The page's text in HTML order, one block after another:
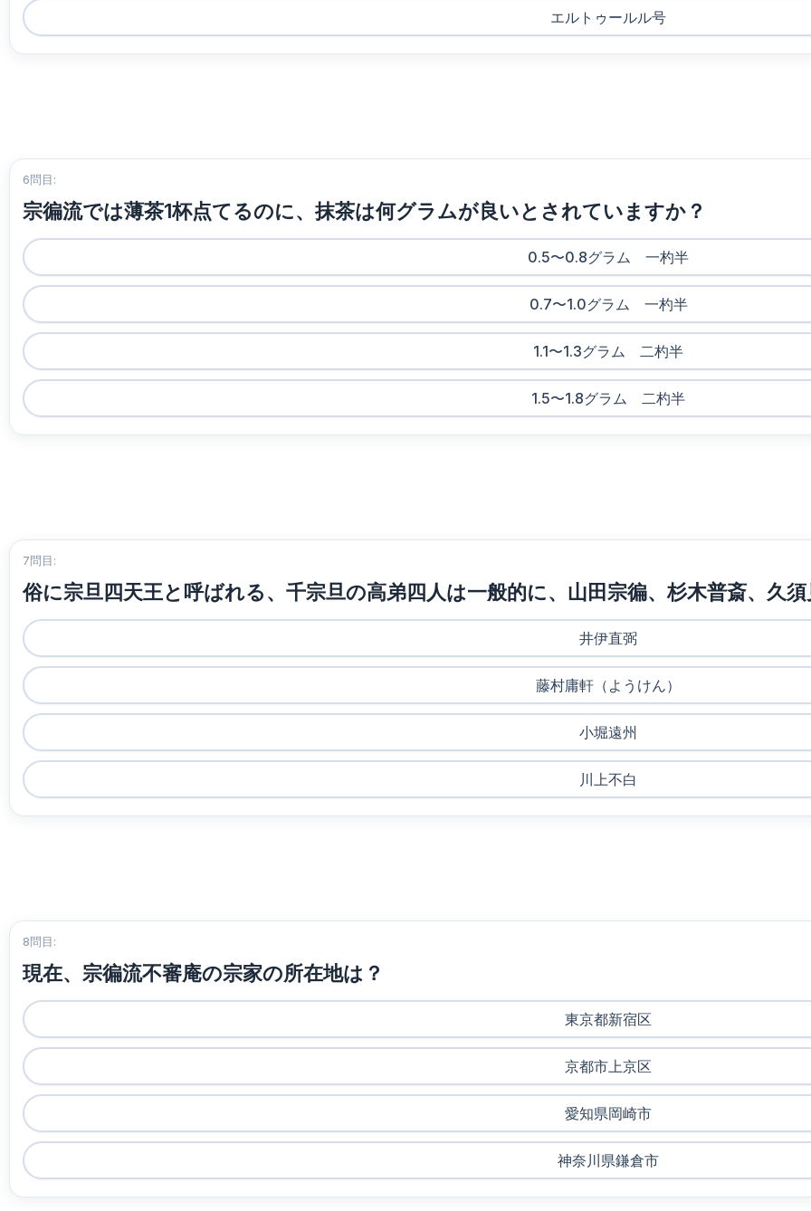
エルトゥールル号
6問目:
宗徧流では薄茶1杯点てるのに、抹茶は何グラムが良いとされていますか？
0.5〜0.8グラム 一杓半
0.7〜1.0グラム 一杓半
1.1〜1.3グラム 二杓半
1.5〜1.8グラム 二杓半
7問目:
俗に宗旦四天王と呼ばれる、千宗旦の高弟四人は一般的に、山田宗徧、杉木普斎、久
井伊直弼
藤村庸軒（ようけん）
小堀遠州
川上不白
8問目:
現在、宗徧流不審庵の宗家の所在地は？
東京都新宿区
京都市上京区
愛知県岡崎市
神奈川県鎌倉市